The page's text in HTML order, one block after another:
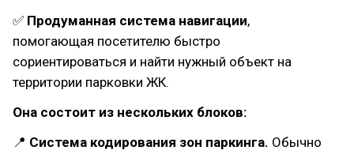
✅ Продуманная система навигации,
помогающая посетителю быстро
сориентироваться и найти нужный объект на
территории парковки ЖК.
Она состоит из нескольких блоков:
📍 Система кодирования зон паркинга. Обычно